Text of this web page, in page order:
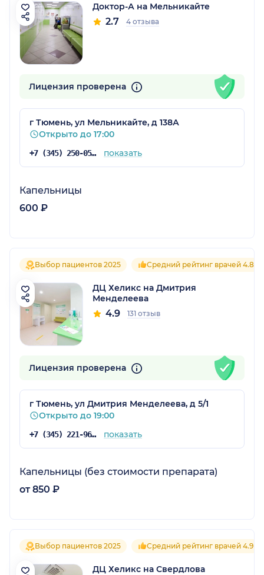
Доктор-А на Мельникайте
2.7 4 отзыва
Лицензия проверена
г Тюмень, ул Мельникайте, д 138А
Открыто до 17:00
+7 (345) 250-05-17 показать
Капельницы
600 ₽
Выбор пациентов 2025 Средний рейтинг врачей 4.8
ДЦ Хеликс на Дмитрия
Менделеева
4.9 131 отзыв
Лицензия проверена
г Тюмень, ул Дмитрия Менделеева, д 5/1
Открыто до 19:00
+7 (345) 221-96-30 показать
Капельницы (без стоимости препарата)
от 850 ₽
Выбор пациентов 2025 Средний рейтинг врачей 4.9
ДЦ Хеликс на Свердлова